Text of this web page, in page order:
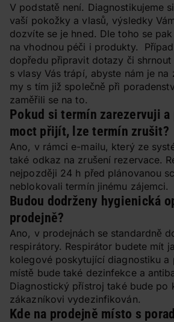
V podstatě není. Diagnostikujeme
vaší pokožky a vlasů, výsledky
dozvíte se je hned. Dle toho se
na vhodnou péči i produkty.
dopředu připravit dotazy či
s vlasy Vás trápí, abyste nám je na
my s tím již společně při
zaměřili se na to.
Pokud si termín zarezervuji a
moct přijít, lze termín zrušit?
Ano, v rámci e-mailu, který ze
také odkaz na zrušení rezervace.
nejpozději 24 h před plánovanou
neblokovali termín jinému zájemci.
Budou dodrženy hygienická
prodejně?
Ano, v prodejnách se standardně
respirátory. Respirátor budete mít
kolegové poskytující diagnostiku a
místě bude také dezinfekce a
Diagnostický přístroj také bude po
zákazníkovi vydezinfikován.
Kde na prodejně místo s